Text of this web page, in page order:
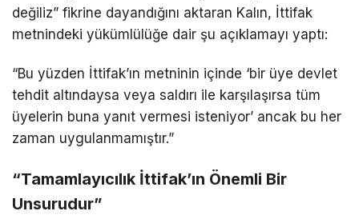
değiliz” fikrine dayandığını aktaran Kalın, İttifak
metnindeki yükümlülüğe dair şu açıklamayı yaptı:
“Bu yüzden İttifak’ın metninin içinde ‘bir üye devlet
tehdit altındaysa veya saldırı ile karşılaşırsa tüm
üyelerin buna yanıt vermesi isteniyor’ ancak bu her
zaman uygulanmamıştır.”
“Tamamlayıcılık İttifak’ın Önemli Bir
Unsurudur”